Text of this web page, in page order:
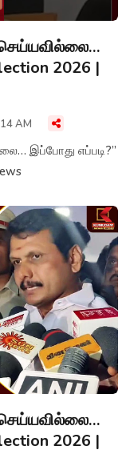
செய்யவில்லை…
2026 |
AM
இப்போது எப்படி?”
செய்யவில்லை…
2026 |